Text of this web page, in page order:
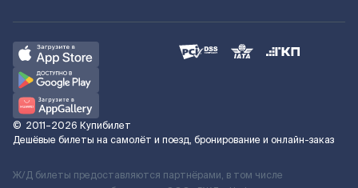
© 2011–2026 Купибилет
Дешёвые билеты на самолёт и поезд, бронирование и онлайн-заказ
Ж/Д билеты предоставляются партнёрами, в том числе